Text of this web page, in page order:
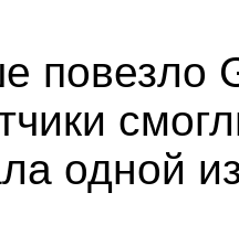
повезло
одной